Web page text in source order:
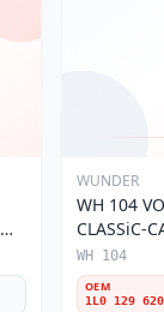
WUNDER
WH 104
CLASSiC-
129 620
WH 104
OEM
1L0 129 620